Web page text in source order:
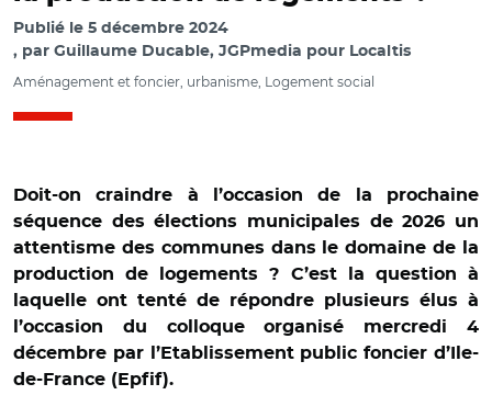
Publié le 5 décembre 2024
par Guillaume Ducable, JGPmedia pour Localtis
Aménagement et foncier, urbanisme, Logement social
Doit-on craindre à l’occasion de la prochaine
séquence des élections municipales de 2026 un
attentisme des communes dans le domaine de la
production de logements ? C’est la question à
laquelle ont tenté de répondre plusieurs élus à
l’occasion du colloque organisé mercredi 4
décembre par l’Etablissement public foncier d’Ile-
de-France (Epfif).